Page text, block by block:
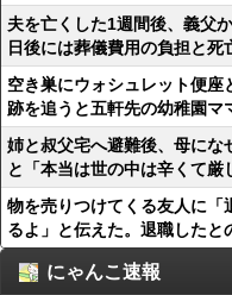
夫を亡くした1週間後、義父
日後には葬儀費用の負担と死
空き巣にウォシュレット便
跡を追うと五軒先の幼稚園マ
姉と叔父宅へ避難後、母にな
と「本当は世の中は辛くて厳
物を売りつけてくる友人に「
るよ」と伝えた。退職したと
にゃんこ速報